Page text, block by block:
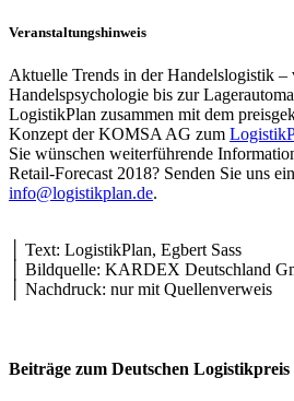
Veranstaltungshinweis
Aktuelle Trends in der Handelslogistik –
Handelspsychologie bis zur
LogistikPlan zusammen mit dem
Konzept der KOMSA AG zum
Sie wünschen weiterführende
Retail-Forecast 2018? Senden Sie uns
info@logistikplan.de.
│ Text: LogistikPlan, Egbert Sass
│ Bildquelle: KARDEX Deutschland
│ Nachdruck: nur mit Quellenverweis
Beiträge zum Deutschen Logistikpreis